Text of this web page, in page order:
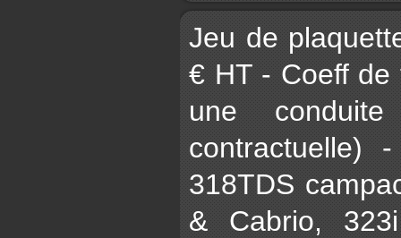
Jeu de
€ HT - Coeff de
une
contractuelle)
318TDS
& Cabrio,